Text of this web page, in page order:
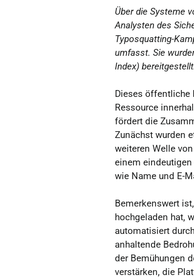
Über die Systeme
Analysten des
Typosquatting-
umfasst. Sie
Index)
Dieses öffentliche
Ressource
fördert die
Zunächst wurden
weiteren Welle
einem
wie Name und E-
Bemerkenswert
hochgeladen hat,
automatisiert
anhaltende
der Bemühungen
verstärken, die